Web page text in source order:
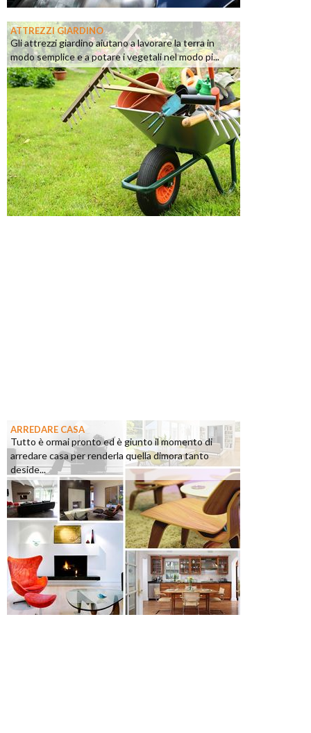
ATTREZZI GIARDINO
Gli attrezzi giardino aiutano a lavorare la terra in
modo semplice e a potare i vegetali nel modo pi...
ARREDARE CASA
Tutto è ormai pronto ed è giunto il momento di
arredare casa per renderla quella dimora tanto
deside...